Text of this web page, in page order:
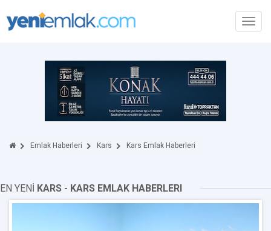
Emlak Haberleri Kars Kars Emlak Haberleri
EN YENİ KARS - KARS EMLAK HABERLERI